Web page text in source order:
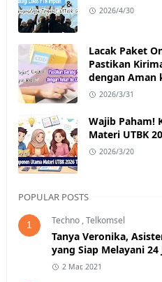
2026/4/30
Lacak Paket
Pastikan
dengan Aman
2026/3/31
Wajib Paham!
Materi UTBK
2026/3/20
POPULAR POSTS
1 Techno ,Telkomsel
Tanya Veronika,
yang Siap Melayani 24
2 Mar, 2021